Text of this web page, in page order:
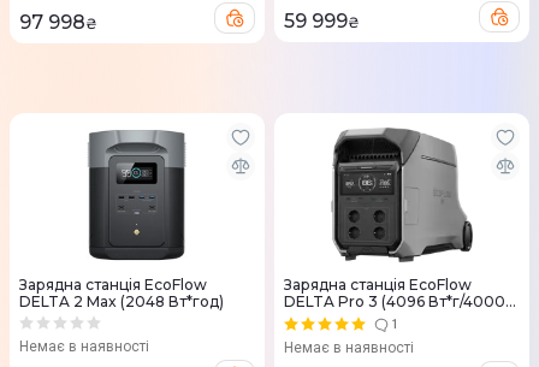
97 998₴ 59 999₴
Зарядна станцiя EcoFlow
DELTA 2 Max (2048 Вт*год)
Немає в наявності
Зарядна станцiя EcoFlow
DELTA Pro 3 (4096 Вт*г/4000
Вт)
1
Немає в наявності